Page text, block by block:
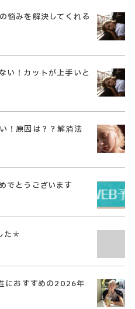
悩みを解決してくれる
い！カットが上手いと
！原因は？？解消法
でとうございます
た＊
におすすめの2026年